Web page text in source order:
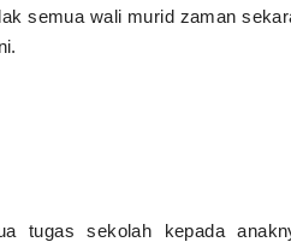
semua wali murid zaman
tugas sekolah kepada